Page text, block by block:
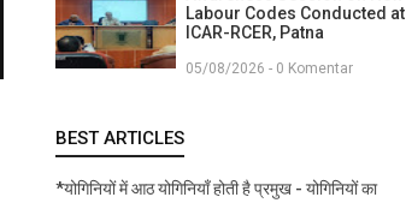
Labour Codes Conducted at
ICAR-RCER, Patna
05/08/2026 - 0 Komentar
BEST ARTICLES
*योगिनियों में आठ योगिनियाँ होती है प्रमुख - योगिनियों का